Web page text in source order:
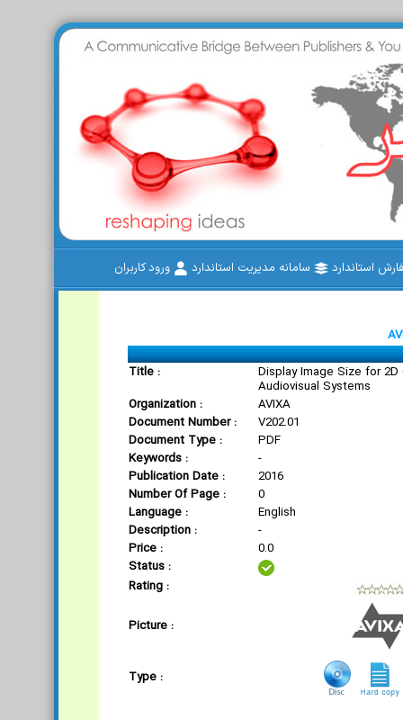
استاندارد سامانه مدیریت استاندارد ورود کاربران
Title :
Display Image Size for
Audiovisual Systems
Organization :
AVIXA
Document Number :
V202.01
Document Type :
PDF
Keywords :
-
Publication Date :
2016
Number Of Page :
0
Language :
English
Description :
-
Price :
0.0
Status :
Rating :
Picture :
Type :